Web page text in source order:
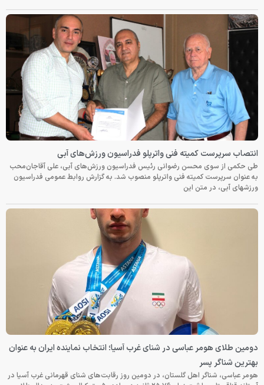
انتصاب سرپرست کمیته فنی واترپلو فدراسیون ورزش‌های آبی
طی حکمی از سوی محسن رضوانی رئیس فدراسیون ورزش‌های آبی، علی آقاجان‌محب
به عنوان سرپرست کمیته فنی واترپلو منصوب شد. به گزارش روابط عمومی فدراسیون
ورزشهای آبی، در متن این
دومین طلای هومر عباسی در شنای غرب آسیا؛ انتخاب نماینده ایران به عنوان
بهترین شناگر پسر
هومر عباسی، شناگر اهل گلستان، در دومین روز رقابت‌های شنای قهرمانی غرب آسیا در